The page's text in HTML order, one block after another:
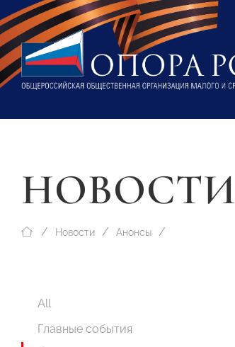
НОВОСТИ
Новости Анонсы
All
Главные события